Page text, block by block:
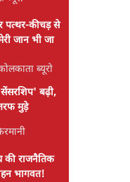
पत्थर-कीचड़ से
जान भी जा
ब्यूरो
बढ़ी,
मुड़े
राजनैतिक
भागवत!